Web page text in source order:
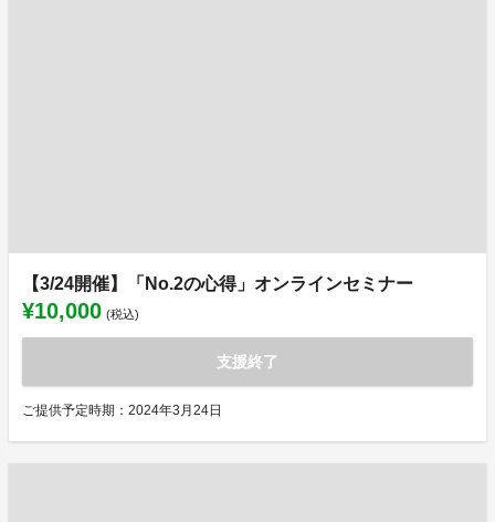
【3/24開催】「No.2の心得」オンラインセミナー
¥10,000 (税込)
支援終了
ご提供予定時期：2024年3月24日